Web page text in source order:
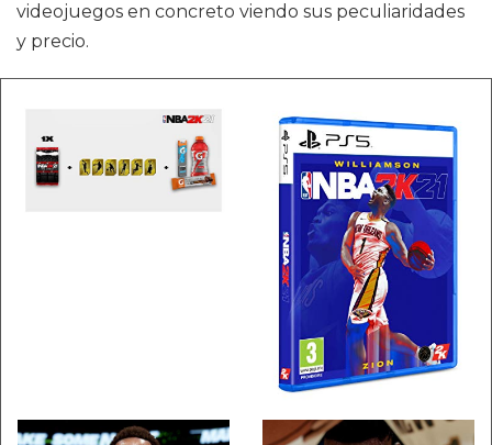
videojuegos en concreto viendo sus peculiaridades
y precio.